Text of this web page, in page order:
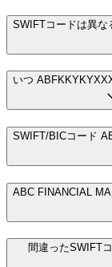
SWIFTコードは異な
いつ
SWIFT/BICコード
ABC FINANCIAL
間違ったSWIFT